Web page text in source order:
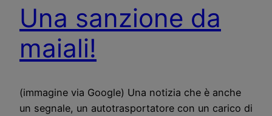
Una sanzione da
maiali!
(immagine via Google) Una notizia che è anche
un segnale, un autotrasportatore con un carico di